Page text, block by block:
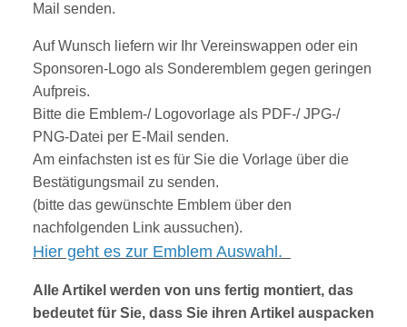
Mail senden.
Auf Wunsch liefern wir Ihr Vereinswappen oder ein
Sponsoren-Logo als Sonderemblem gegen geringen
Aufpreis.
Bitte die Emblem-/ Logovorlage als PDF-/ JPG-/
PNG-Datei per E-Mail senden.
Am einfachsten ist es für Sie die Vorlage über die
Bestätigungsmail zu senden.
(bitte das gewünschte Emblem über den
nachfolgenden Link aussuchen).
Hier geht es zur Emblem Auswahl.
Alle Artikel werden von uns fertig montiert, das
bedeutet für Sie, dass Sie ihren Artikel auspacken